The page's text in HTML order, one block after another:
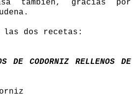
también, gracias por
las dos recetas:
DE CODORNIZ RELLENOS DE